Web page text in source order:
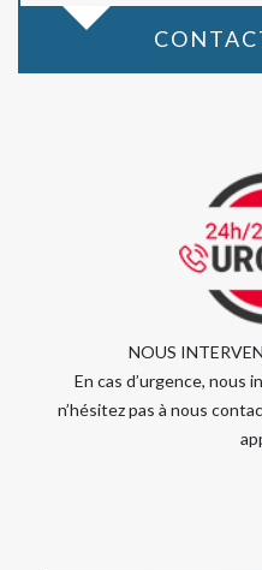
NOUS
En cas d’urgence, nous
n’hésitez pas à nous